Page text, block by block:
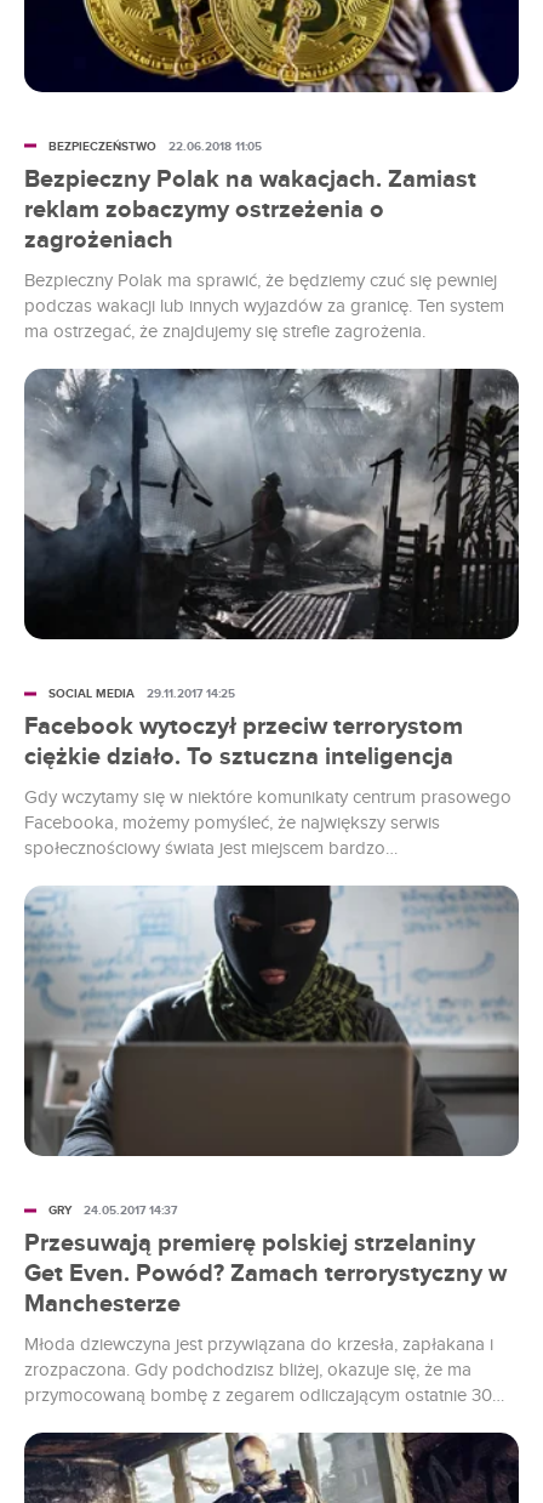
Bezpieczny Polak na wakacjach. Zamiast
reklam zobaczymy ostrzeżenia o
zagrożeniach
Bezpieczny Polak ma sprawić, że będziemy czuć się pewniej
podczas wakacji lub innych wyjazdów za granicę. Ten system
ma ostrzegać, że znajdujemy się strefie zagrożenia.
BEZPIECZEŃSTWO 22.06.2018 11:05
Facebook wytoczył przeciw terrorystom
ciężkie działo. To sztuczna inteligencja
Gdy wczytamy się w niektóre komunikaty centrum prasowego
Facebooka, możemy pomyśleć, że największy serwis
społecznościowy świata jest miejscem bardzo
SOCIAL MEDIA 29.11.2017 14:25
Przesuwają premierę polskiej strzelaniny
Get Even. Powód? Zamach terrorystyczny w
Manchesterze
Młoda dziewczyna jest przywiązana do krzesła, zapłakana i
zrozpaczona. Gdy podchodzisz bliżej, okazuje się, że ma
przymocowaną bombę z zegarem odliczającym ostatnie 30
czterocyfrową kombinacją, ale jedyną osobę znającą kod
posłałeś przed chwilą do grobu...
GRY 24.05.2017 14:37